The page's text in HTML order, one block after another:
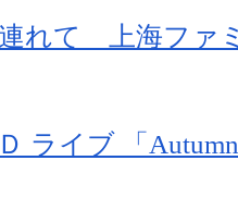
れて 上海ファ
ライブ 「